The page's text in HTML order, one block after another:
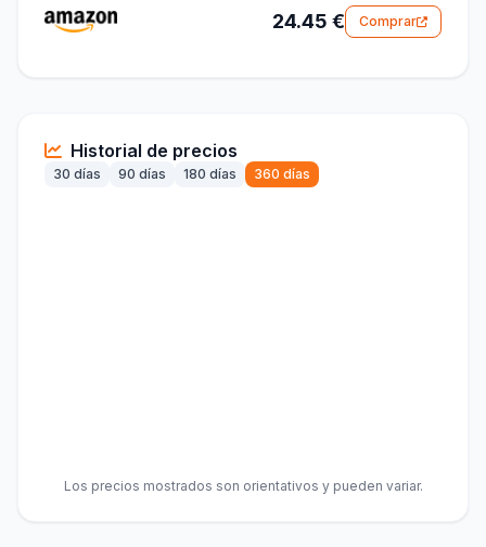
24.45 € Comprar
Historial de precios
30 días 90 días 180 días 360 días
Los precios mostrados son orientativos y pueden variar.